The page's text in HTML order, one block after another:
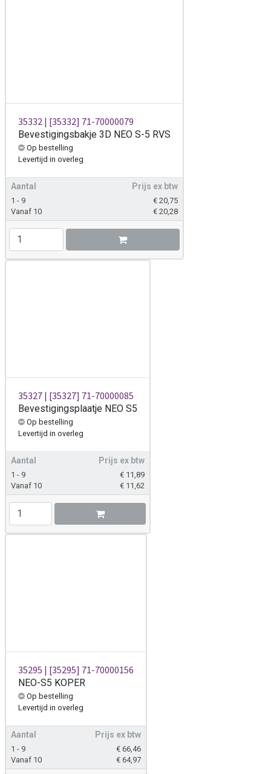
35332 | [35332] 71-70000079
Bevestigingsbakje 3D NEO S-5 RVS
Op bestelling
Levertijd in overleg
Aantal Prijs ex btw
1 - 9 € 20,75
Vanaf 10
€ 20,28
35327 | [35327] 71-70000085
Bevestigingsplaatje NEO S5
Op bestelling
Levertijd in overleg
Aantal Prijs ex btw
1 - 9 € 11,89
Vanaf 10
€ 11,62
35295 | [35295] 71-70000156
NEO-S5 KOPER
Op bestelling
Levertijd in overleg
Aantal Prijs ex btw
1 - 9 € 66,46
Vanaf 10
€ 64,97